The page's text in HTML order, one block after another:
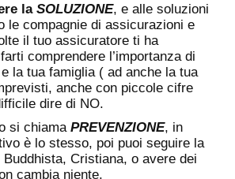
la SOLUZIONE, e alle soluzioni
le compagnie di assicurazioni e
il tuo assicuratore ti ha
comprendere l’importanza di
la tua famiglia ( ad anche la tua
anche con piccole cifre
dire di NO.
si chiama PREVENZIONE, in
è lo stesso, poi puoi seguire la
Cristiana, o avere dei
cambia niente.